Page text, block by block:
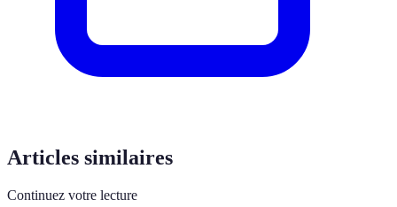
Articles similaires
Continuez votre lecture